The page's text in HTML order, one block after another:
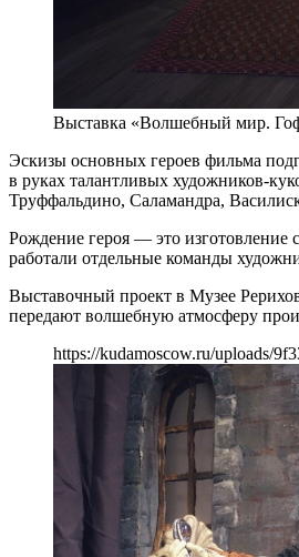
Выставка «Волшебный мир.
Эскизы основных героев фильма
в руках талантливых художников-
Труффальдино, Саламандра,
Рождение героя — это изготовление
работали отдельные команды
Выставочный проект в Музее
передают волшебную атмосферу
https://kudamoscow.ru/uploads/